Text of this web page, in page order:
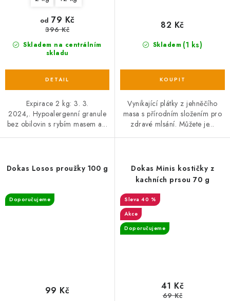
Skladem na centrálním
skladu
od 79 Kč
396 Kč
Expirace 2 kg: 3. 3.
2024,. Hypoalergenní granule
bez obilovin s rybím masem a...
Skladem (1 ks)
82 Kč
Vynikající plátky z jehněčího
masa s přírodním složením pro
zdravé mlsání. Můžete je...
Dokas Losos proužky 100 g
Doporučujeme
99 Kč
Dokas Minis kostičky z
kachních prsou 70 g
40 %
Akce
Doporučujeme
41 Kč
69 Kč